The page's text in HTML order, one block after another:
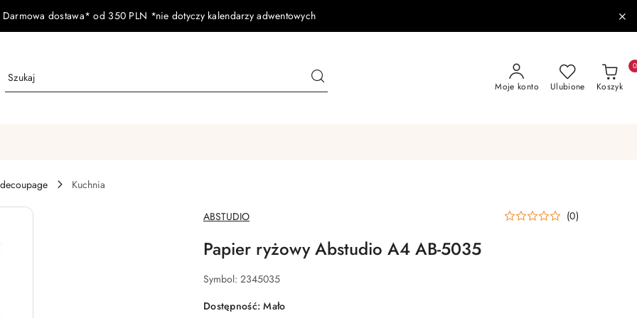
Darmowa dostawa* od 350 PLN *nie dotyczy kalendarzy adwentowych
Moje konto Ulubione Koszyk
0
Kuchnia
NAZWA
PRODUCENTA:
ABSTUDIO (0)
Papier ryżowy Abstudio A4 AB-5035
Symbol: 2345035
Dostępność:Mało